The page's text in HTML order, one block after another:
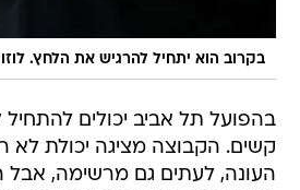
בקרוב הוא יתחיל להרגיש את הלחץ. לוזון
בהפועל תל אביב יכולים להתחיל
קשים. הקבוצה מציגה יכולת לא
העונה, לעתים גם מרשימה, אבל